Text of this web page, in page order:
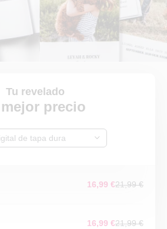
Tu revelado
precio
de tapa dura
16,99 €21,99 €
16,99 €21,99 €